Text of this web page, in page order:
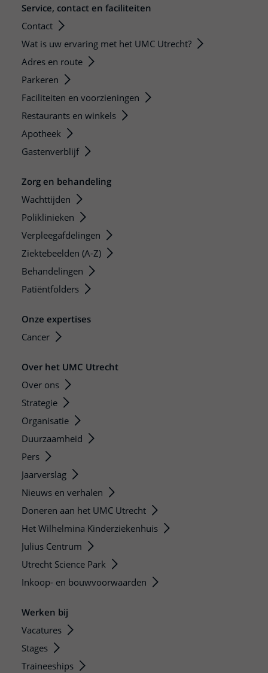
Service, contact en faciliteiten
Contact
Wat is uw ervaring met het UMC Utrecht?
Adres en route
Parkeren
Faciliteiten en voorzieningen
Restaurants en winkels
Apotheek
Gastenverblijf
Zorg en behandeling
Wachttijden
Poliklinieken
Verpleegafdelingen
Ziektebeelden (A-Z)
Behandelingen
Patiëntfolders
Onze expertises
Cancer
Over het UMC Utrecht
Over ons
Strategie
Organisatie
Duurzaamheid
Pers
Jaarverslag
Nieuws en verhalen
Doneren aan het UMC Utrecht
Het Wilhelmina Kinderziekenhuis
Julius Centrum
Utrecht Science Park
Inkoop- en bouwvoorwaarden
Werken bij
Vacatures
Stages
Traineeships